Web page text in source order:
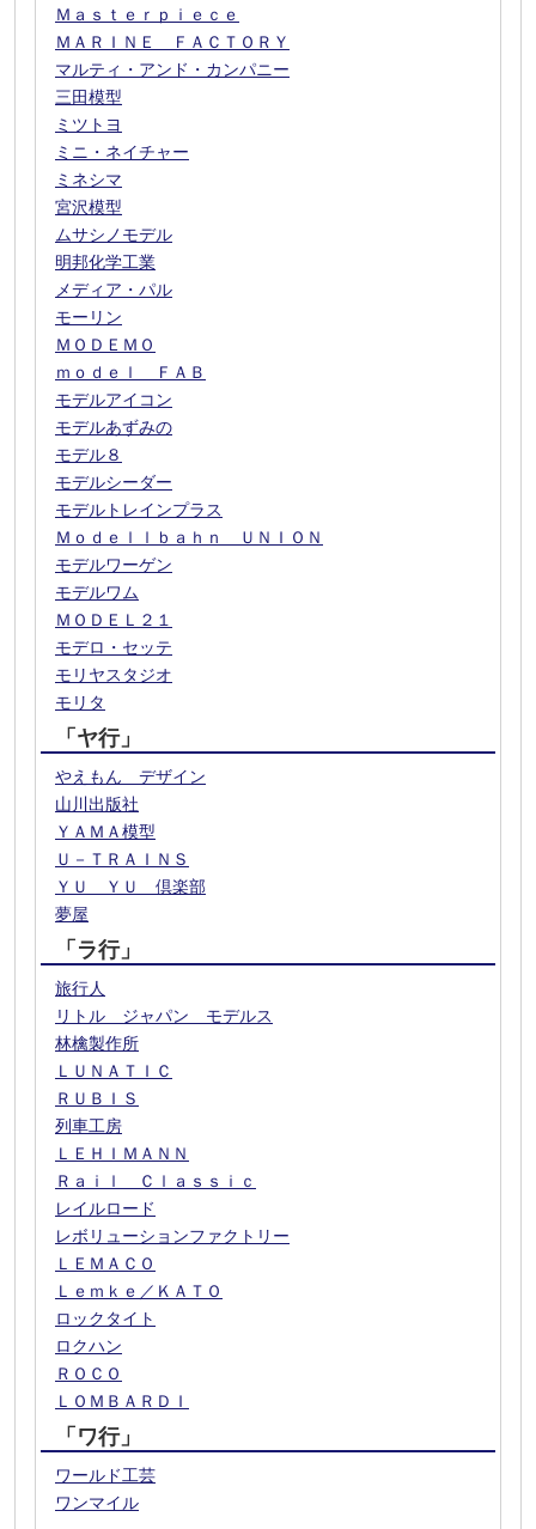
Ｍａｓｔｅｒｐｉｅｃｅ
ＭＡＲＩＮＥ ＦＡＣＴＯＲＹ
マルティ・アンド・カンパニー
三田模型
ミツトヨ
ミニ・ネイチャー
ミネシマ
宮沢模型
ムサシノモデル
明邦化学工業
メディア・パル
モーリン
ＭＯＤＥＭＯ
ｍｏｄｅｌ ＦＡＢ
モデルアイコン
モデルあずみの
モデル８
モデルシーダー
モデルトレインプラス
Ｍｏｄｅｌｌｂａｈｎ ＵＮＩＯＮ
モデルワーゲン
モデルワム
ＭＯＤＥＬ２１
モデロ・セッテ
モリヤスタジオ
モリタ
「ヤ行」
やえもん デザイン
山川出版社
ＹＡＭＡ模型
Ｕ－ＴＲＡＩＮＳ
ＹＵ ＹＵ 倶楽部
夢屋
「ラ行」
旅行人
リトル ジャパン モデルス
林檎製作所
ＬＵＮＡＴＩＣ
ＲＵＢＩＳ
列車工房
ＬＥＨＩＭＡＮＮ
Ｒａｉｌ Ｃｌａｓｓｉｃ
レイルロード
レボリューションファクトリー
ＬＥＭＡＣＯ
Ｌｅｍｋｅ／ＫＡＴＯ
ロックタイト
ロクハン
ＲＯＣＯ
ＬＯＭＢＡＲＤＩ
「ワ行」
ワールド工芸
ワンマイル